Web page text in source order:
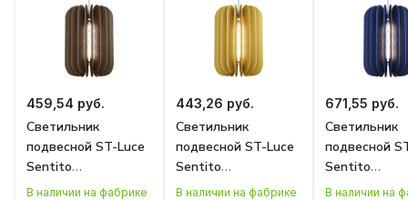
459,54 руб.
Светильник
подвесной ST-Luce
Sentito
SL3004.453.01
В наличии на фабрике
443,26 руб.
Светильник
подвесной ST-Luce
Sentito
SL3004.443.01
В наличии на фабрике
671,55 руб.
Светильник
подвесной
Sentito
В наличии на